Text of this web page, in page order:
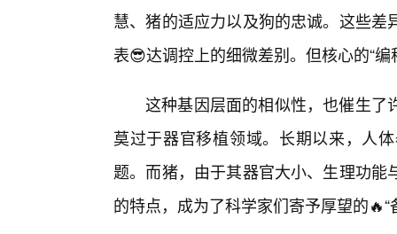
慧、猪的适应力以及狗的忠诚。这些
表😎达调控上的细微差别。但核心的“
这种基因层面的相似性，也催生了
莫过于器官移植领域。长期以来，人
题。而猪，由于其器官大小、生理功
的特点，成为了科学家们寄予厚望的🔥“